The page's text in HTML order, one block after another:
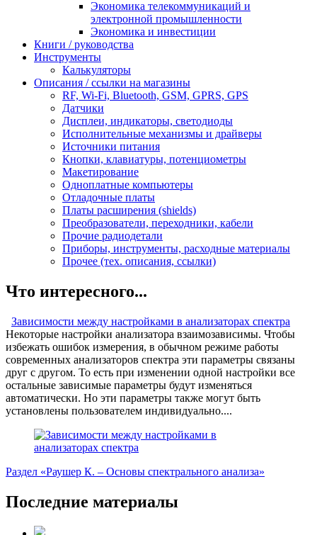
Экономика телекоммуникаций и
электронной промышленности
Экономика и инвестиции
Книги / руководства
Инструменты
Калькуляторы
Описания / ссылки на магазины
RF, Wi-Fi, Bluetooth, GSM, GPRS, GPS
Датчики
Дисплеи, индикаторы, светодиоды
Исполнительные механизмы и драйверы
Источники питания
Кнопки, клавиатуры, потенциометры
Макетирование
Одноплатные компьютеры
Отладочные платы
Платы расширения (shields)
Преобразователи, переходники, кабели
Прочие радиодетали
Приборы, инструменты, расходные материалы
Прочее (тех. описания, ссылки)
Что интересного...
Зависимости между настройками в анализаторах спектра
Некоторые настройки анализатора взаимозависимы. Чтобы
избежать ошибок измерения, в обычном режиме работы
современных анализаторов спектра эти параметры связаны
друг с другом. То есть при изменении одной настройки все
остальные зависимые параметры будут изменяться
автоматически. Но эти параметры также могут быть
установлены пользователем индивидуально....
Раздел «Раушер К. – Основы спектрального анализа»
Последние материалы